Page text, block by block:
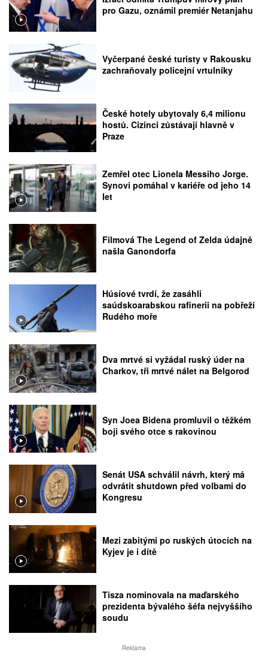
pro Gazu, oznámil premiér Netanjahu
Vyčerpané české turisty v Rakousku
zachraňovaly policejní vrtulníky
České hotely ubytovaly 6,4 milionu
hostů. Cizinci zůstávají hlavně v
Praze
Zemřel otec Lionela Messiho Jorge.
Synovi pomáhal v kariéře od jeho 14
let
Filmová The Legend of Zelda údajně
našla Ganondorfa
Húsíové tvrdí, že zasáhli
saúdskoarabskou rafinerii na pobřeží
Rudého moře
Dva mrtvé si vyžádal ruský úder na
Charkov, tři mrtvé nálet na Belgorod
Syn Joea Bidena promluvil o těžkém
boji svého otce s rakovinou
Senát USA schválil návrh, který má
odvrátit shutdown před volbami do
Kongresu
Mezi zabitými po ruských útocích na
Kyjev je i dítě
Tisza nominovala na maďarského
prezidenta bývalého šéfa nejvyššího
soudu
Reklama